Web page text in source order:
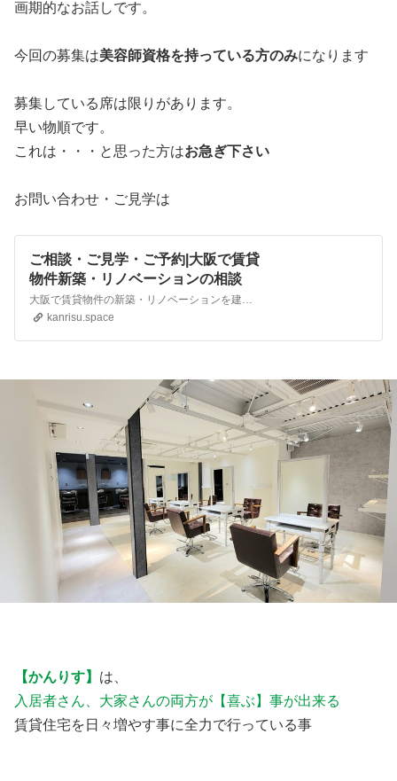
画期的なお話しです。
今回の募集は美容師資格を持っている方のみになります
募集している席は限りがあります。
早い物順です。
これは・・・と思った方はお急ぎ下さい
お問い合わせ・ご見学は
ご相談・ご見学・ご予約|大阪で賃貸
物件新築・リノベーションの相談
大阪で賃貸物件の新築・リノベーションを建築プロデューサーが賃貸管理提供。大阪・京都に限定、地域密着し適合した賃貸物件を建築目線と入居者目線で新築・リノベーションした賃貸物件を供給し賃貸経営から建物メンテナンスまで一括で行う「かんりす」へのご相談・ご見学・ご予約
kanrisu.space
【かんりす】 は、
入居者さん、大家さんの両方が【喜ぶ】事が出来る
賃貸住宅を日々増やす事に全力で行っている事